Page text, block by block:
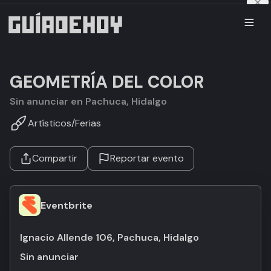
GEOMETRÍA DEL COLOR
Sin anunciar en Pachuca, Hidalgo
Artísticos/Ferias
Compartir Reportar evento
Eventbrite
Ignacio Allende 106, Pachuca, Hidalgo
Sin anunciar